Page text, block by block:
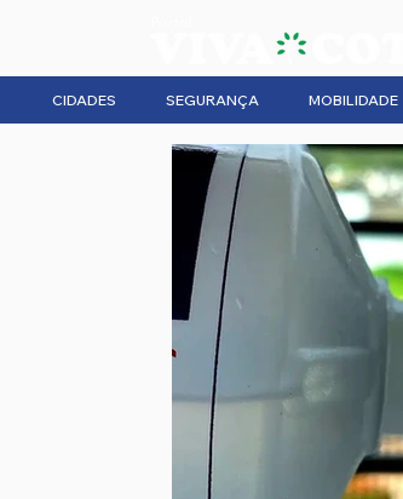
CIDADES SEGURANÇA MOBILIDADE